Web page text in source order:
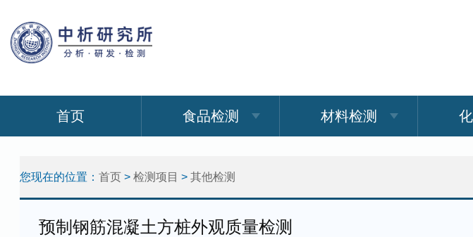
首页 食品检测 材料检测
您现在的位置： 首页 > 检测项目 > 其他检测
预制钢筋混凝土方桩外观质量检测